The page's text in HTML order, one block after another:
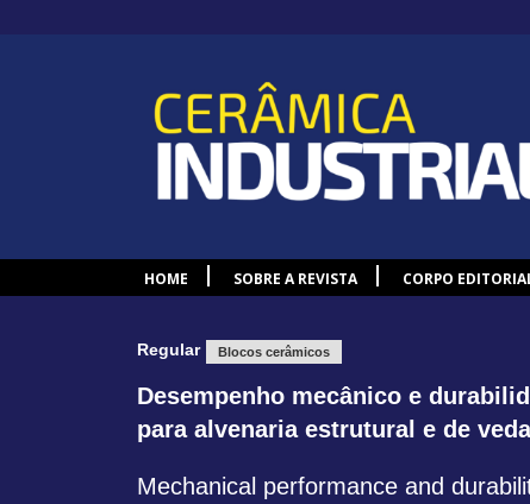
HOME SOBRE A REVISTA CORPO
Regular Blocos cerâmicos
Desempenho mecânico e
para alvenaria estrutural e de
Mechanical performance and